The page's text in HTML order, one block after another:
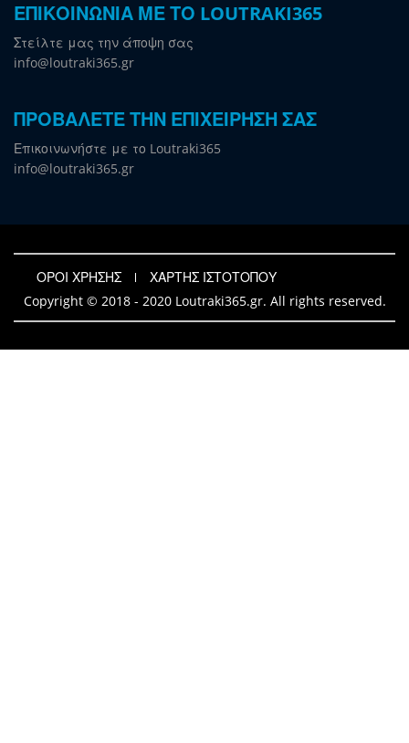
ΕΠΙΚΟΙΝΩΝΙΑ ΜΕ ΤΟ LOUTRAKI365
Στείλτε μας την άποψη σας
info@loutraki365.gr
ΠΡΟΒΑΛΕΤΕ ΤΗΝ ΕΠΙΧΕΙΡΗΣΗ ΣΑΣ
Επικοινωνήστε με το Loutraki365
info@loutraki365.gr
ΟΡΟΙ ΧΡΗΣΗΣ
ΧΑΡΤΗΣ ΙΣΤΟΤΟΠΟΥ
Copyright © 2018 - 2020 Loutraki365.gr. All rights reserved.